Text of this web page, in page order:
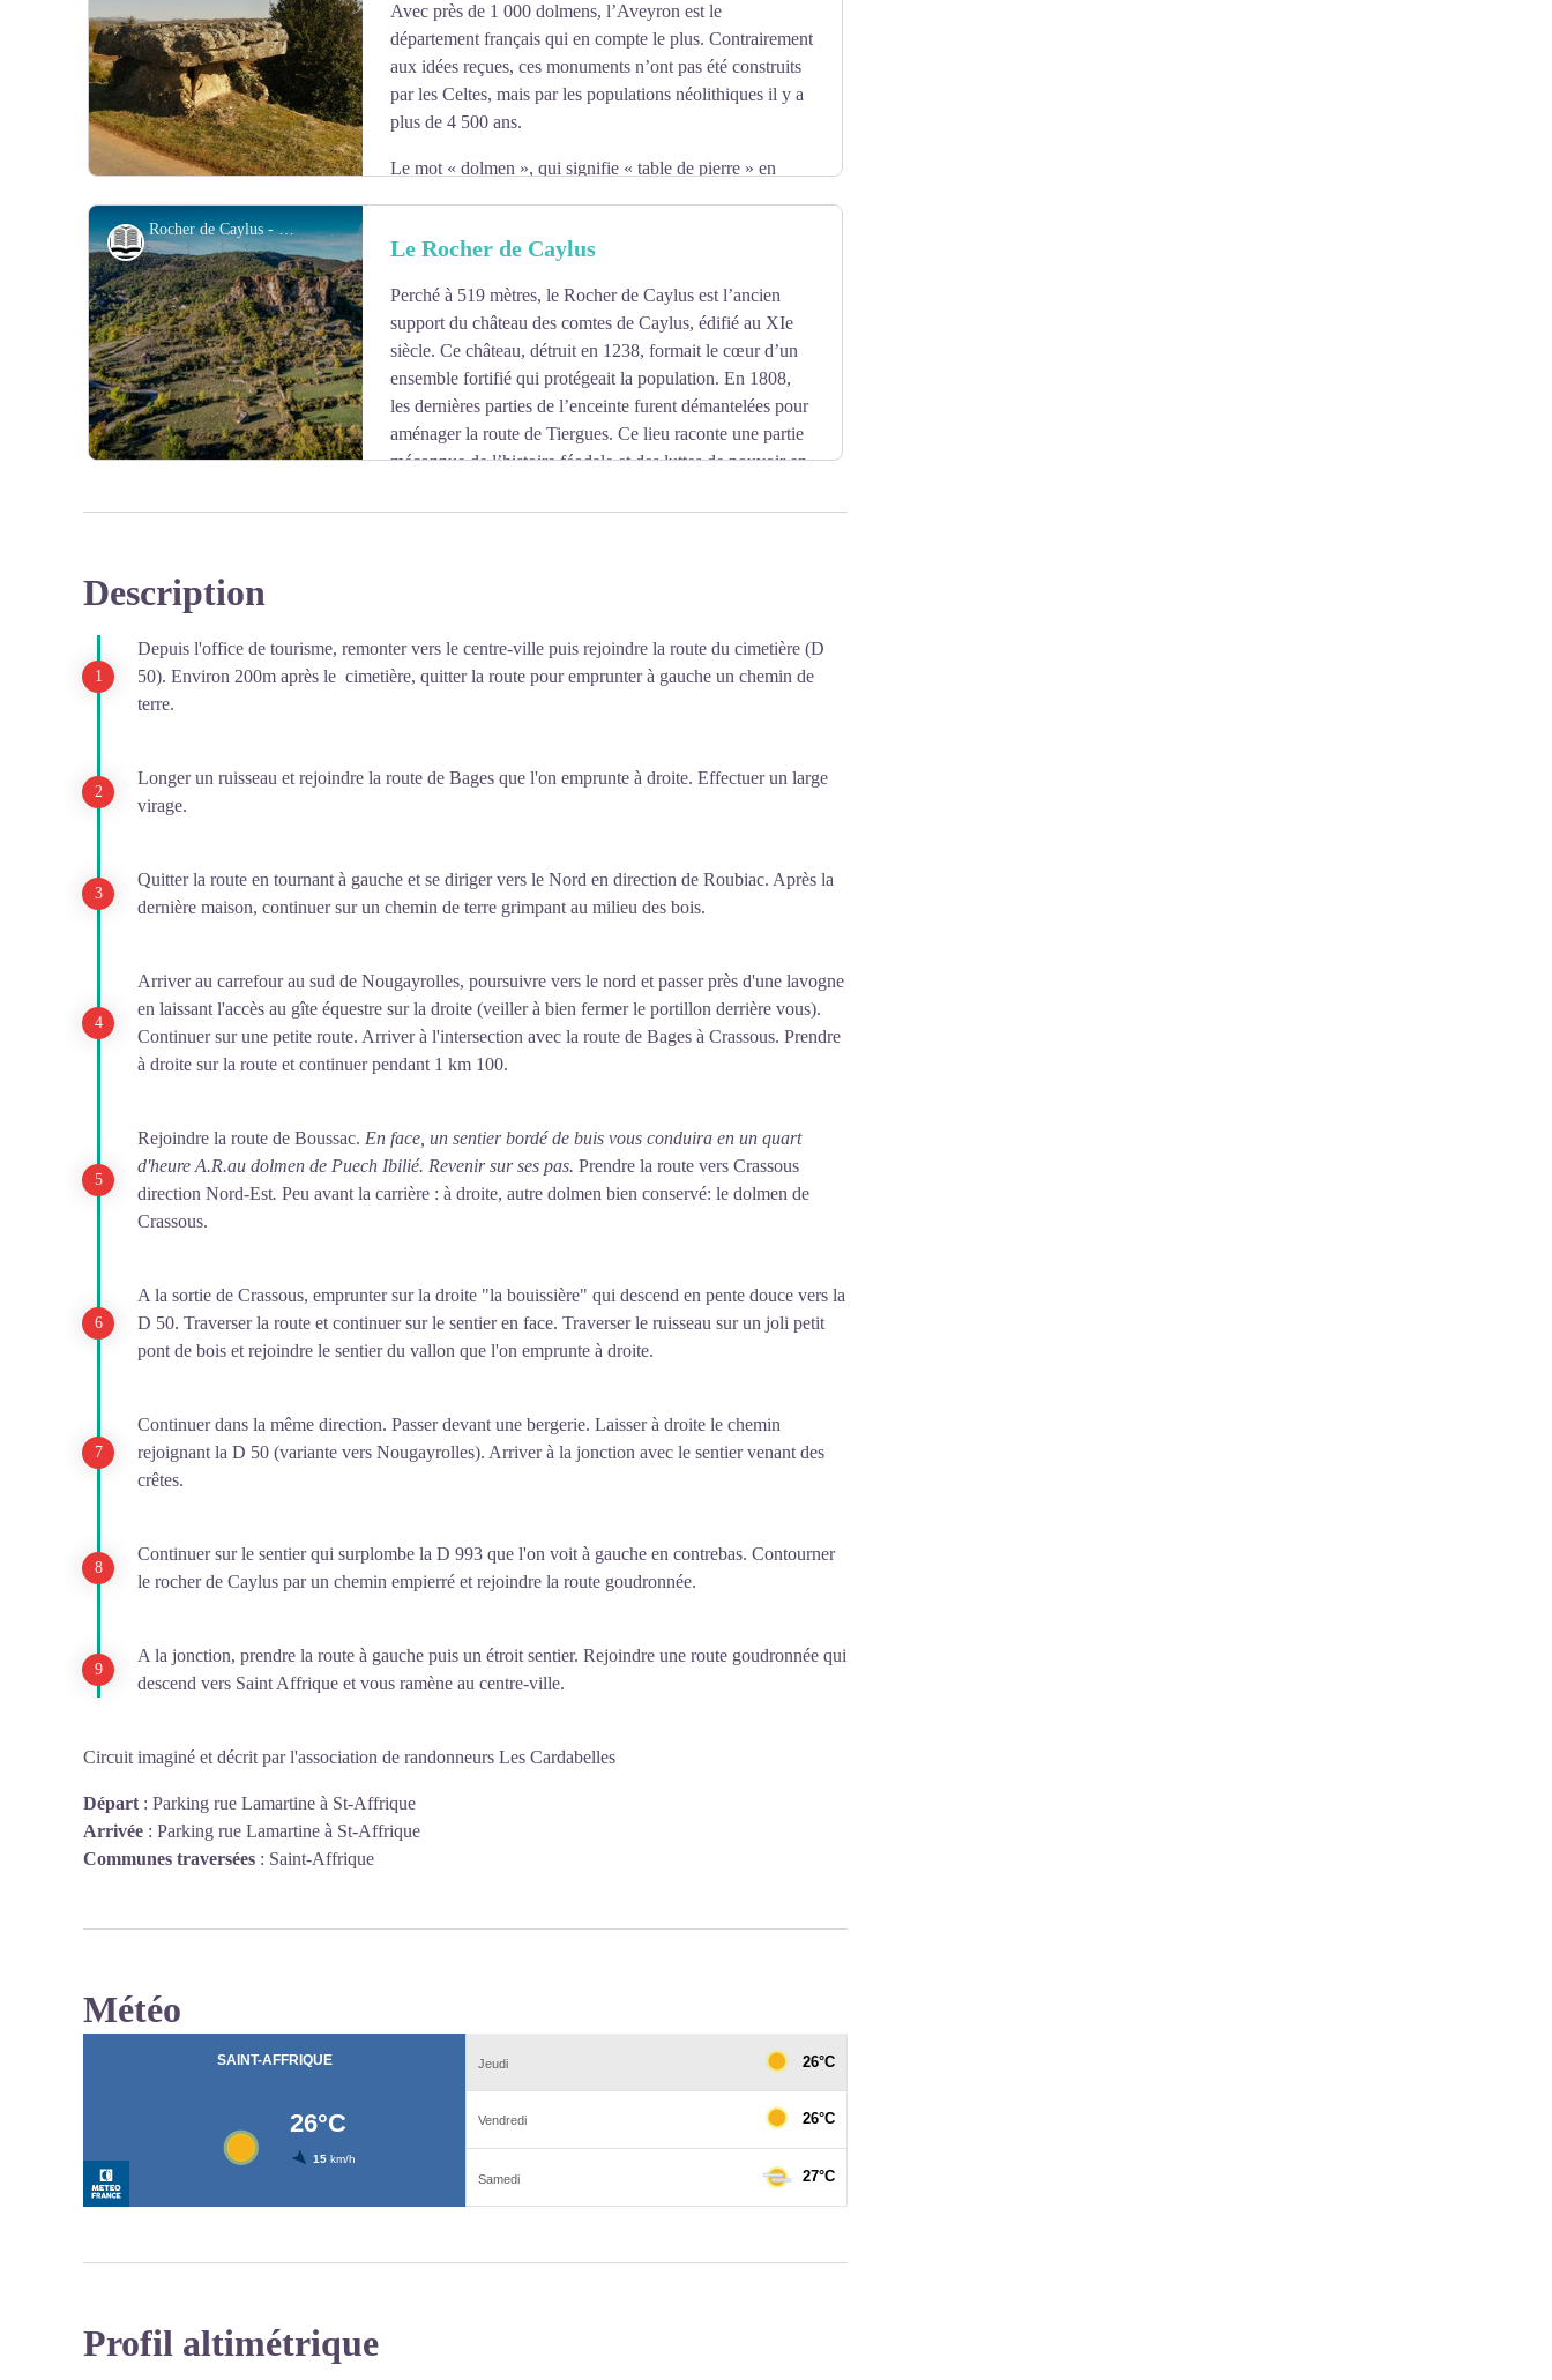
Voir l'image en plein écran
Avec près de 1 000 dolmens, l’Aveyron est le
département français qui en compte le plus. Contrairement
aux idées reçues, ces monuments n’ont pas été construits
par les Celtes, mais par les populations néolithiques il y a
plus de 4 500 ans.
Le mot « dolmen », qui signifie « table de pierre » en
parti, avec celui de Tiergues, des dolmens qui méritent le détour. Son surnom, l'Ercoule, nous
rappelle que selon la légende ce fut le demi-dieu Hercule connu pour sa force sur-humaine qui
bâtit cette sépulture.
Rocher de Caylus - Virginie Govignon
Voir l'image en plein écran
Histoire et patrimoine Le Rocher de Caylus
Perché à 519 mètres, le Rocher de Caylus est l’ancien
support du château des comtes de Caylus, édifié au XIe
siècle. Ce château, détruit en 1238, formait le cœur d’un
ensemble fortifié qui protégeait la population. En 1808,
les dernières parties de l’enceinte furent démantelées pour
aménager la route de Tiergues. Ce lieu raconte une partie
méconnue de l’histoire féodale et des luttes de pouvoir en
Description
Depuis l'office de tourisme, remonter vers le centre-ville puis rejoindre la route du cimetière (D
50). Environ 200m après le cimetière, quitter la route pour emprunter à gauche un chemin de
terre.
Longer un ruisseau et rejoindre la route de Bages que l'on emprunte à droite. Effectuer un large
virage.
Quitter la route en tournant à gauche et se diriger vers le Nord en direction de Roubiac. Après la
dernière maison, continuer sur un chemin de terre grimpant au milieu des bois.
Arriver au carrefour au sud de Nougayrolles, poursuivre vers le nord et passer près d'une lavogne
en laissant l'accès au gîte équestre sur la droite (veiller à bien fermer le portillon derrière vous).
Continuer sur une petite route. Arriver à l'intersection avec la route de Bages à Crassous. Prendre
à droite sur la route et continuer pendant 1 km 100.
Rejoindre la route de Boussac. En face, un sentier bordé de buis vous conduira en un quart
d'heure A.R.au dolmen de Puech Ibilié. Revenir sur ses pas. Prendre la route vers Crassous
direction Nord-Est. Peu avant la carrière : à droite, autre dolmen bien conservé: le dolmen de
Crassous.
A la sortie de Crassous, emprunter sur la droite "la bouissière" qui descend en pente douce vers la
D 50. Traverser la route et continuer sur le sentier en face. Traverser le ruisseau sur un joli petit
pont de bois et rejoindre le sentier du vallon que l'on emprunte à droite.
Continuer dans la même direction. Passer devant une bergerie. Laisser à droite le chemin
rejoignant la D 50 (variante vers Nougayrolles). Arriver à la jonction avec le sentier venant des
crêtes.
Continuer sur le sentier qui surplombe la D 993 que l'on voit à gauche en contrebas. Contourner
le rocher de Caylus par un chemin empierré et rejoindre la route goudronnée.
A la jonction, prendre la route à gauche puis un étroit sentier. Rejoindre une route goudronnée qui
descend vers Saint Affrique et vous ramène au centre-ville.
Circuit imaginé et décrit par l'association de randonneurs Les Cardabelles
Départ : Parking rue Lamartine à St-Affrique
Arrivée : Parking rue Lamartine à St-Affrique
Communes traversées : Saint-Affrique
Météo
Profil altimétrique